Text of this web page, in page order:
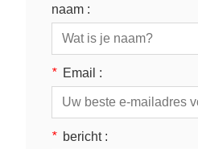
naam :
* Email :
* bericht :